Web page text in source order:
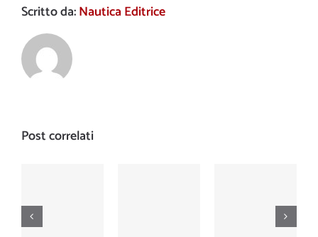
Scritto da:Nautica Editrice
Post correlati
Nautica
Nautica